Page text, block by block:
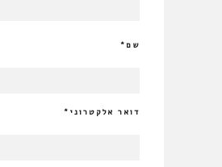
שם*
דואר אלקטרוני *